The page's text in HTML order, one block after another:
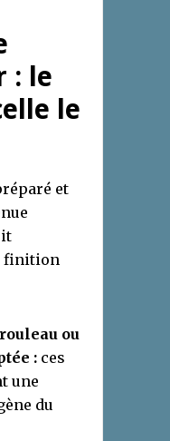
: le
le
et
finition
ou
: ces
une
du